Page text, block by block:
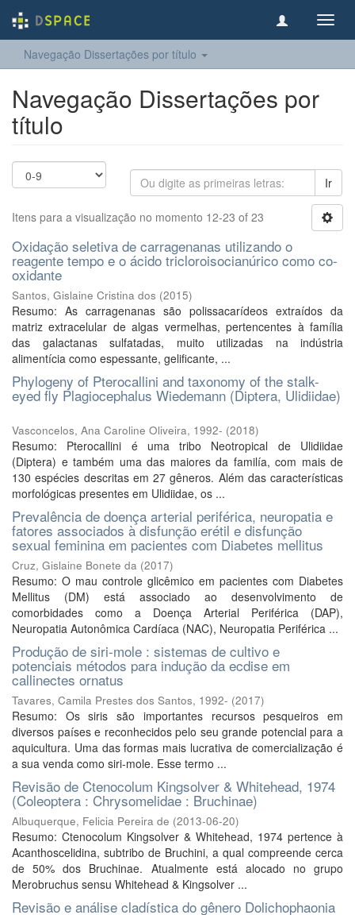
Navegação Dissertações por título
Navegação Dissertações por
título
Ir
Itens para a visualização no momento 12-23 of 23
Oxidação seletiva de carragenanas utilizando o
reagente tempo e o ácido tricloroisocianúrico como co-
oxidante
Santos, Gislaine Cristina dos (2015)
Resumo: As carragenanas são polissacarídeos extraídos da
matriz extracelular de algas vermelhas, pertencentes à família
das galactanas sulfatadas, muito utilizadas na indústria
alimentícia como espessante, gelificante, ...
Phylogeny of Pterocallini and taxonomy of the stalk-
eyed fly Plagiocephalus Wiedemann (Diptera, Ulidiidae)
Vasconcelos, Ana Caroline Oliveira, 1992- (2018)
Resumo: Pterocallini é uma tribo Neotropical de Ulidiidae
(Diptera) e também uma das maiores da familía, com mais de
130 espécies descritas em 27 gêneros. Além das características
morfológicas presentes em Ulidiidae, os ...
Prevalência de doença arterial periférica, neuropatia e
fatores associados à disfunção erétil e disfunção
sexual feminina em pacientes com Diabetes mellitus
Cruz, Gislaine Bonete da (2017)
Resumo: O mau controle glicêmico em pacientes com Diabetes
Mellitus (DM) está associado ao desenvolvimento de
comorbidades como a Doença Arterial Periférica (DAP),
Neuropatia Autonômica Cardíaca (NAC), Neuropatia Periférica ...
Produção de siri-mole : sistemas de cultivo e
potenciais métodos para indução da ecdise em
callinectes ornatus
Tavares, Camila Prestes dos Santos, 1992- (2017)
Resumo: Os siris são importantes recursos pesqueiros em
diversos países e reconhecidos pelo seu grande potencial para a
aquicultura. Uma das formas mais lucrativa de comercialização é
a sua venda como siri-mole. Esse termo ...
Revisão de Ctenocolum Kingsolver & Whitehead, 1974
(Coleoptera : Chrysomelidae : Bruchinae)
Albuquerque, Felicia Pereira de (2013-06-20)
Resumo: Ctenocolum Kingsolver & Whitehead, 1974 pertence à
Acanthoscelidina, subtribo de Bruchini, a qual compreende cerca
de 50% dos Bruchinae. Atualmente está alocado no grupo
Merobruchus sensu Whitehead & Kingsolver ...
Revisão e análise cladística do gênero Dolichophaonia